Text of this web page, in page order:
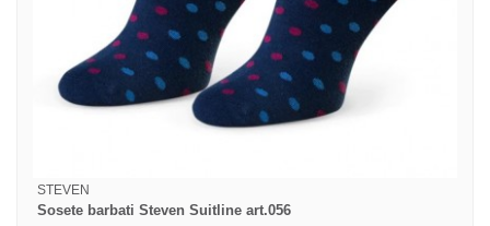
STEVEN
Sosete barbati Steven Suitline art.056